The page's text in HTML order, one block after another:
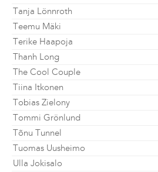
Tanja Lönnroth
Teemu Mäki
Terike Haapoja
Thanh Long
The Cool Couple
Tiina Itkonen
Tobias Zielony
Tommi Grönlund
Tõnu Tunnel
Tuomas Uusheimo
Ulla Jokisalo